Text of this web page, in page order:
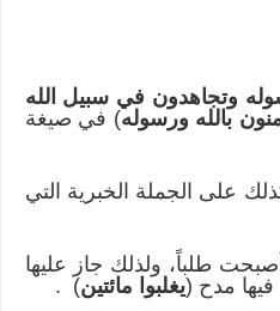
وتجاهدون في سبيل الله
بالله ورسوله) في صيغة
على الجملة الخبرية التي
أي أصبحت طلباً، ولذلك جاز عليها
فيها مدح (يغلبوا مائتين) .